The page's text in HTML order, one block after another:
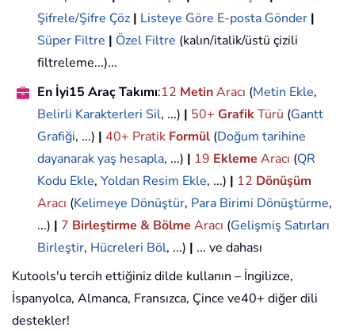
Şifrele/Şifre Çöz | Listeye Göre E-posta Gönder |
Süper Filtre | Özel Filtre (kalın/italik/üstü çizili
filtreleme...)...
En İyi15 Araç Takımı:12 MetinAracı (Metin Ekle,
Belirli Karakterleri Sil, ...) | 50+ GrafikTürü (Gantt
Grafiği, ...) | 40+ Pratik Formül (Doğum tarihine
dayanarak yaş hesapla, ...) | 19 Ekleme Aracı (QR
Kodu Ekle, Yoldan Resim Ekle, ...) | 12 Dönüşüm
Aracı (Kelimeye Dönüştür, Para Birimi Dönüştürme,
...) | 7 Birleştirme & Bölme Aracı (Gelişmiş Satırları
Birleştir, Hücreleri Böl, ...) | ... ve dahası
Kutools'u tercih ettiğiniz dilde kullanın – İngilizce,
İspanyolca, Almanca, Fransızca, Çince ve40+ diğer dili
destekler!